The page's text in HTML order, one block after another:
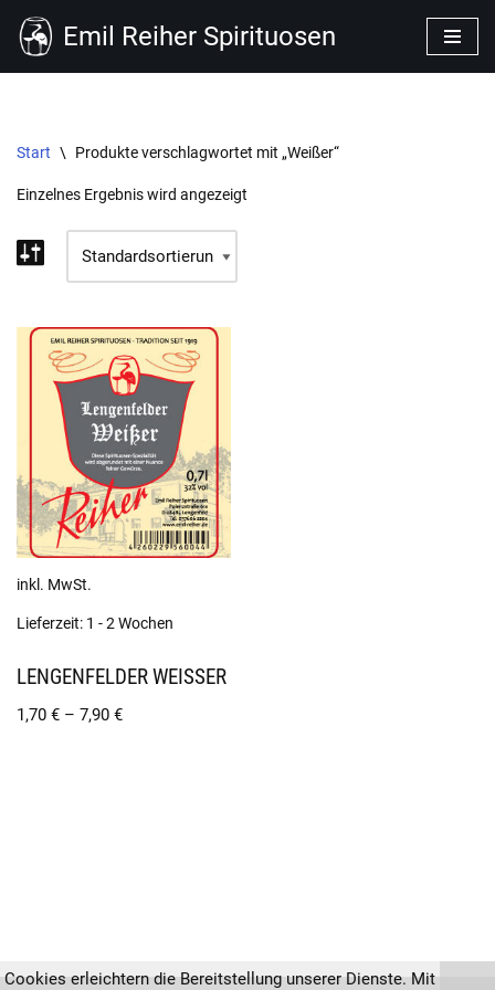
Zum
Emil Reiher Spirituosen
Start \ Produkte verschlagwortet mit „Weißer“
Einzelnes Ergebnis wird angezeigt
inkl. MwSt.
Lieferzeit: 1 - 2 Wochen
LENGENFELDER WEISSER
1,70 € – 7,90 €
Cookies erleichtern die Bereitstellung unserer Dienste. Mit